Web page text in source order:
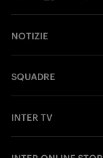
NOTIZIE
SQUADRE
INTER TV